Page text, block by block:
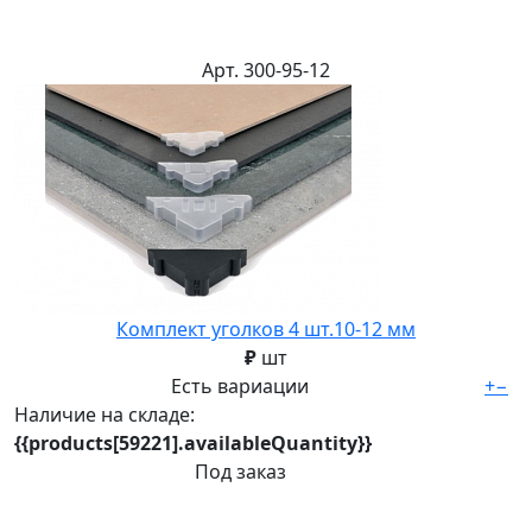
Арт. 300-95-12
Комплект уголков 4 шт.10-12 мм
₽ шт
Есть вариации
Наличие на складе:
{{products[59221].availableQuantity}}
Под заказ
+−